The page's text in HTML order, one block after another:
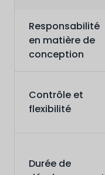
Responsabilité
en matière de
conception
Contrôle et
flexibilité
Durée de